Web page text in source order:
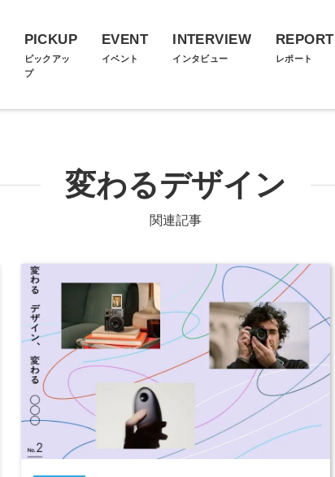
PICKUP
ピックアッ
プ
EVENT
イベント
INTERVIEW
インタビュー
REPORT
レポート
変わるデザイン
関連記事